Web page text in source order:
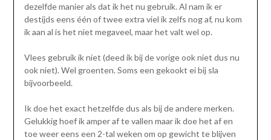
dezelfde manier als dat ik het nu gebruik. Al nam ik er
destijds eens één of twee extra viel ik zelfs nog af, nu kom
ik aan al is het niet megaveel, maar het valt wel op.
Vlees gebruik ik niet (deed ik bij de vorige ook niet dus nu
ook niet). Wel groenten. Soms een gekookt ei bij sla
bijvoorbeeld.
Ik doe het exact hetzelfde dus als bij de andere merken.
Gelukkig hoef ik amper af te vallen maar ik doe het af en
toe weer eens een 2-tal weken om op gewicht te blijven